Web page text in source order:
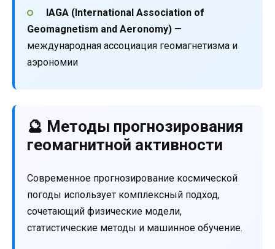
IAGA (International Association of
Geomagnetism and Aeronomy) —
международная ассоциация геомагнетизма и
аэрономии
🔮 Методы прогнозирования
геомагнитной активности
Современное прогнозирование космической
погоды использует комплексный подход,
сочетающий физические модели,
статистические методы и машинное обучение.